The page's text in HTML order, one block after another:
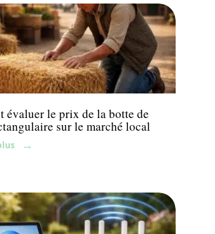
évaluer le prix de la botte de
sur le marché local